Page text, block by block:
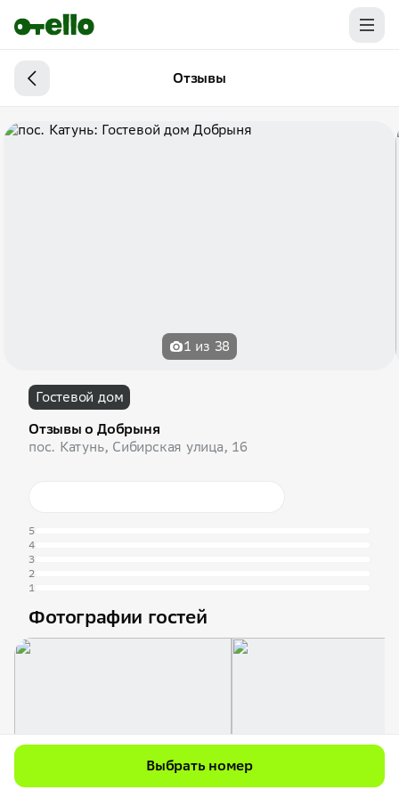
Отзывы
1 из 38
Гостевой дом
Отзывы о Добрыня
пос. Катунь, Сибирская улица, 16
5
4
3
2
1
Фотографии гостей
Выбрать номер